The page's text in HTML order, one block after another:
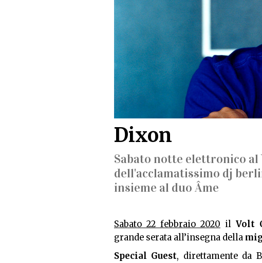
Dixon
Sabato notte elettronico
dell'acclamatissimo dj
insieme al duo Âme
Sabato 22 febbraio 2020 il Volt
grande serata all’insegna della
Special Guest, direttamente da